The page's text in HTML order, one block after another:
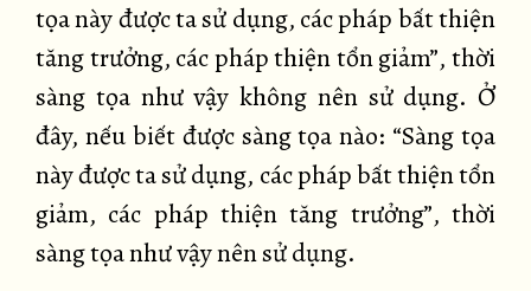
tọa này được ta sử dụng, các pháp bất thiện
tăng trưởng, các pháp thiện tổn giảm”, thời
sàng tọa như vậy không nên sử dụng. Ở
đây, nếu biết được sàng tọa nào: “Sàng tọa
này được ta sử dụng, các pháp bất thiện tổn
giảm, các pháp thiện tăng trưởng”, thời
sàng tọa như vậy nên sử dụng.